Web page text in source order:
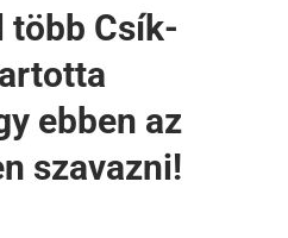
több Csík-
ebben az
szavazni!